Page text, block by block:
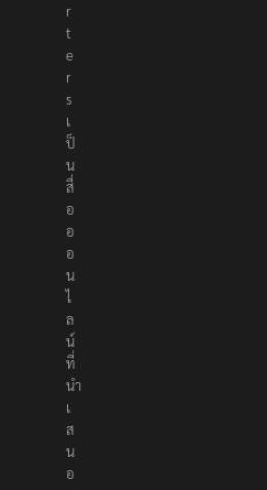
r
t
e
r
s
เ
ป็
น
สื่
อ
อ
อ
น
ไ
ล
น์
ที่
นำ
เ
ส
น
อ